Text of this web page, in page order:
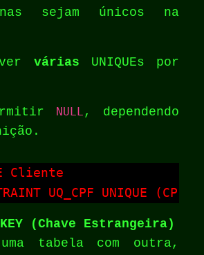
sejam únicos na
várias UNIQUEs por
NULL , dependendo
Cliente
UQ_CPF UNIQUE (CPF)
KEY (Chave Estrangeira)
tabela com outra,